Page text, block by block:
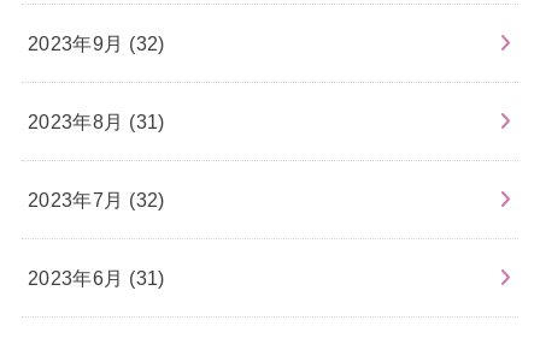
2023年9月 (32)
2023年8月 (31)
2023年7月 (32)
2023年6月 (31)